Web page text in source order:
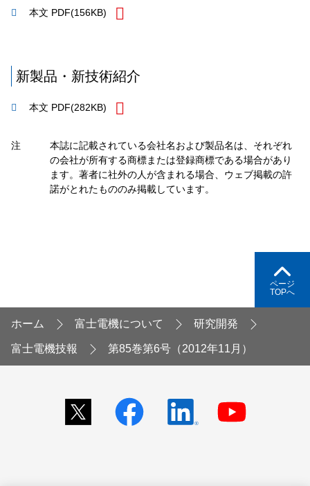
本文 PDF(156KB)
新製品・新技術紹介
本文 PDF(282KB)
注
本誌に記載されている会社名および製品名は、それぞれ
の会社が所有する商標または登録商標である場合があり
ます。著者に社外の人が含まれる場合、ウェブ掲載の許
諾がとれたもののみ掲載しています。
ページ
TOPへ
ホーム 富士電機について 研究開発
富士電機技報 第85巻第6号（2012年11月）